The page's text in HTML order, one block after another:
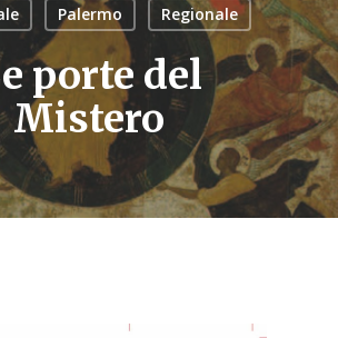
Palermo Regionale
porte del
Mistero